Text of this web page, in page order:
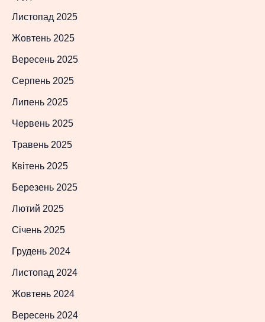
Листопад 2025
Жовтень 2025
Вересень 2025
Серпень 2025
Липень 2025
Червень 2025
Травень 2025
Квітень 2025
Березень 2025
Лютий 2025
Січень 2025
Грудень 2024
Листопад 2024
Жовтень 2024
Вересень 2024